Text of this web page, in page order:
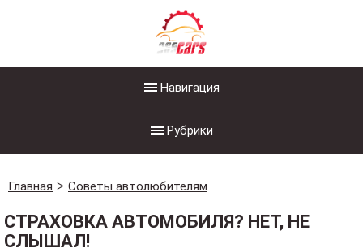
Навигация
Рубрики
Главная Советы автолюбителям
СТРАХОВКА АВТОМОБИЛЯ? НЕТ, НЕ
СЛЫШАЛ!